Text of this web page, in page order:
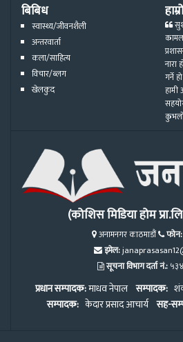
बिबिध
स्वास्थ्य/जीवनशैली
अन्तरवार्ता
कला/साहित्य
विचार/ब्लग
खेलकुद
नारा
गर्ने
(कोशिस मिडिया होम
अनामनगर काठमाडौं फोन:
इमेल:
सूचना विभाग दर्ता नं.:
प्रधान सम्पादक:माधव नेपाल सम्पादक:
सम्पादक: केदार प्रसाद आचार्य सह-